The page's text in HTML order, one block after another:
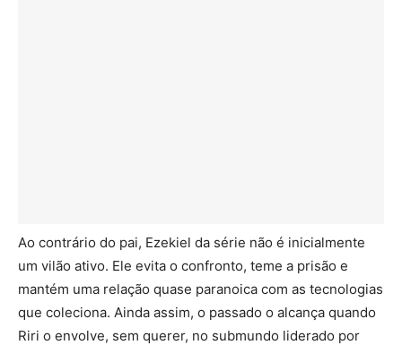
Ao contrário do pai, Ezekiel da série não é inicialmente
um vilão ativo. Ele evita o confronto, teme a prisão e
mantém uma relação quase paranoica com as tecnologias
que coleciona. Ainda assim, o passado o alcança quando
Riri o envolve, sem querer, no submundo liderado por